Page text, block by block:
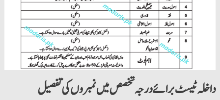
داخلہ ٹیسٹ برائے درجہ تخصص میں نمبروں کی تفصیل